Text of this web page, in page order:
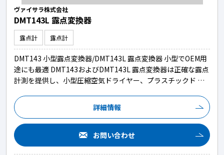
ヴァイサラ株式会社
DMT143L 露点変換器
露点計 露点計
DMT143 小型露点変換器/DMT143L 露点変換器 小型でOEM用
途にも最適 DMT143およびDMT143L 露点変換器は正確な露点
計測を提供し、小型圧縮空気ドライヤー、プラスチックド …
詳細情報
お問い合わせ